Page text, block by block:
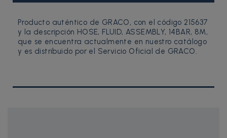
Producto auténtico de GRACO, con el código 215637
y la descripción HOSE, FLUID, ASSEMBLY, 14BAR, 8M,
que se encuentra actualmente en nuestro catálogo
y es distribuido por el Servicio Oficial de GRACO.